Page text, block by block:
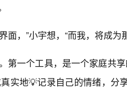
面，”小宇想，“而我，将成为
第一个工具，是一个家庭共
实地💡记录自己的情绪，分